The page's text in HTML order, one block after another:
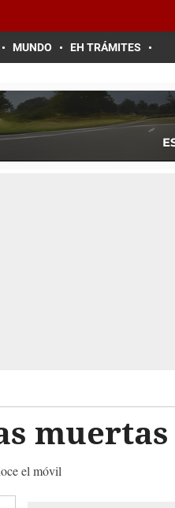
MUNDO EH TRÁMITES
muertas
el móvil